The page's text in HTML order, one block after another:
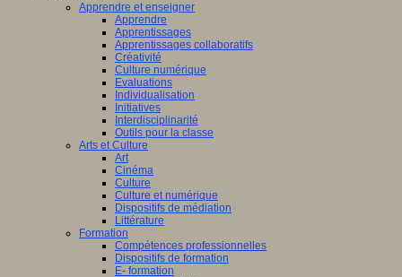
Apprendre et enseigner
Apprendre
Apprentissages
Apprentissages collaboratifs
Créativité
Culture numérique
Evaluations
Individualisation
Initiatives
Interdisciplinarité
Outils pour la classe
Arts et Culture
Art
Cinéma
Culture
Culture et numérique
Dispositifs de médiation
Littérature
Formation
Compétences professionnelles
Dispositifs de formation
E- formation